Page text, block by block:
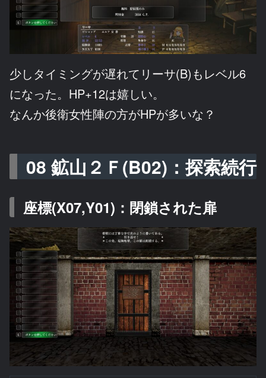
少しタイミングが遅れてリーサ(B)もレベル6
になった。HP+12は嬉しい。
なんか後衛女性陣の方がHPが多いな？
08 鉱山２Ｆ(B02)：探索続行
座標(X07,Y01)：閉鎖された扉